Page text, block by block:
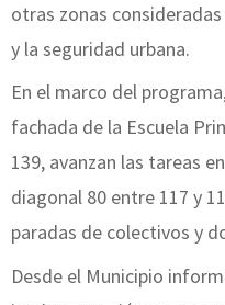
otras zonas
y la seguridad urbana.
En el marco del
fachada de la Escuela
139, avanzan las tareas
diagonal 80 entre 117 y
paradas de colectivos y
Desde el Municipio